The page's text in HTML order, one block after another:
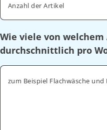
Anzahl der Artikel
Wie viele von
durchschnittlich pro
zum Beispiel Flachwäsche